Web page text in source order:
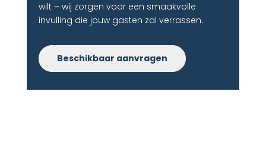
wilt – wij zorgen voor een smaakvolle
invulling die jouw gasten zal verrassen.
Beschikbaar aanvragen